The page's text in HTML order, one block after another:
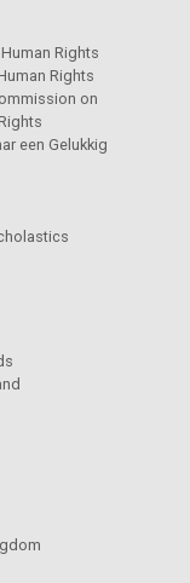
Rights
Rights
on
een Gelukkig